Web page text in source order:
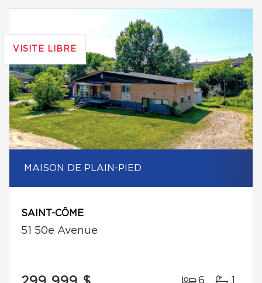
VISITE LIBRE
MAISON DE PLAIN-PIED
SAINT-CÔME
51 50e Avenue
6 1